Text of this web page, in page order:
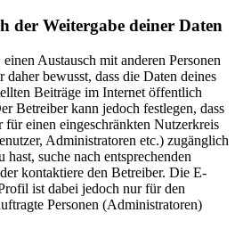
der Weitergabe deiner Daten
Austausch mit anderen Personen
bewusst, dass die Daten deines
Beiträge im Internet öffentlich
Betreiber kann jedoch festlegen, dass
einen eingeschränkten Nutzerkreis
Administratoren etc.) zugänglich
suche nach entsprechenden
kontaktiere den Betreiber. Die E-
ist dabei jedoch nur für den
Personen (Administratoren)